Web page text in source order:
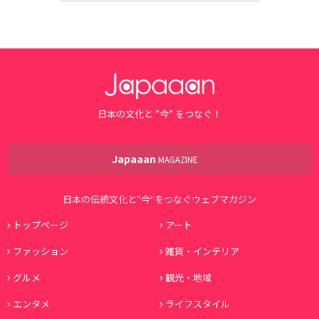
日本の文化と ”今” をつなぐ！
Japaaan MAGAZINE
日本の伝統文化と"今"をつなぐウェブマガジン
トップページ
アート
ファッション
雑貨・インテリア
グルメ
観光・地域
エンタメ
ライフスタイル